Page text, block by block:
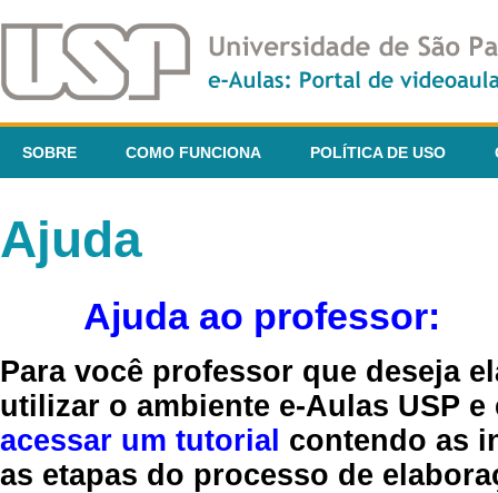
SOBRE COMO FUNCIONA POLÍTICA DE USO
Ajuda
Ajuda ao professor:
Para você professor que deseja
utilizar o ambiente e-Aulas USP
acessar um tutorial contendo as
as etapas do processo de